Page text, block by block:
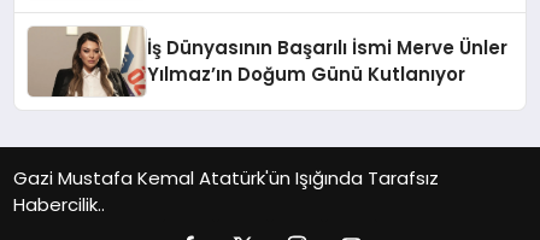
İş Dünyasının Başarılı İsmi Merve Ünler
Yılmaz’ın Doğum Günü Kutlanıyor
Gazi Mustafa Kemal Atatürk'ün Işığında Tarafsız
Habercilik..